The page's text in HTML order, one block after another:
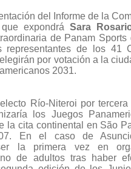
del Informe de la
expondrá Sara
de Panam Sports
representantes de los 41
por votación a la
2031.
Río-Niteroi por
los Juegos
la cita continental en São
En el caso de
la primera vez en
de adultos tras haber